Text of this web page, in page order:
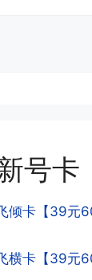
号卡
倾卡【39元
横卡【39元